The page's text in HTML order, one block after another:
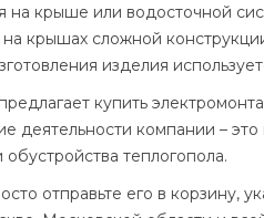
на крыше или водосточной
крышах сложной
изделия
купить
деятельности компании –
теплогопола.
отправьте его в